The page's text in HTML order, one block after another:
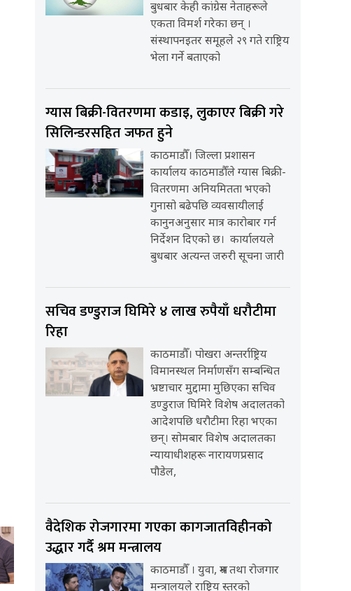
बुधबार केही कांग्रेस नेताहरूले
एकता विमर्श गरेका छन् ।
संस्थापनइतर समूहले २९ गते राष्ट्रिय
भेला गर्ने बताएको
ग्यास बिक्री-वितरणमा कडाइ, लुकाएर बिक्री गरे
सिलिन्डरसहित जफत हुने
काठमाडौँ। जिल्ला प्रशासन
कार्यालय काठमाडौँले ग्यास बिक्री-
वितरणमा अनियमितता भएको
गुनासो बढेपछि व्यवसायीलाई
कानुनअनुसार मात्र कारोबार गर्न
निर्देशन दिएको छ। कार्यालयले
बुधबार अत्यन्त जरुरी सूचना जारी
सचिव डण्डुराज घिमिरे ४ लाख रुपैयाँ धरौटीमा
रिहा
काठमाडौँ। पोखरा अन्तर्राष्ट्रिय
विमानस्थल निर्माणसँग सम्बन्धित
भ्रष्टाचार मुद्दामा मुछिएका सचिव
डण्डुराज घिमिरे विशेष अदालतको
आदेशपछि धरौटीमा रिहा भएका
छन्। सोमबार विशेष अदालतका
न्यायाधीशहरू नारायणप्रसाद
पौडेल,
वैदेशिक रोजगारमा गएका कागजातविहीनको
उद्धार गर्दै श्रम मन्त्रालय
काठमाडौँ । युवा, श्रम तथा रोजगार